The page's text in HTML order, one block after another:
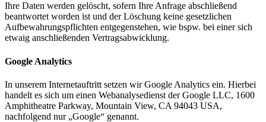
Ihre Daten werden gelöscht, sofern Ihre Anfrage abschließend
beantwortet worden ist und der Löschung keine gesetzlichen
Aufbewahrungspflichten entgegenstehen, wie bspw. bei einer sich
etwaig anschließenden Vertragsabwicklung.
Google Analytics
In unserem Internetauftritt setzen wir Google Analytics ein. Hierbei
handelt es sich um einen Webanalysedienst der Google LLC, 1600
Amphitheatre Parkway, Mountain View, CA 94043 USA,
nachfolgend nur „Google“ genannt.